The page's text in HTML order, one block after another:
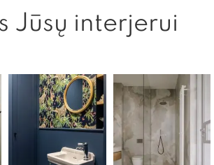
Jūsų interjerui